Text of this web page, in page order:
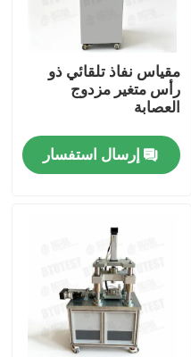
مقياس نفاذ تلقائي ذو
رأس متغير مزدوج
العصابة
إرسال استفسار